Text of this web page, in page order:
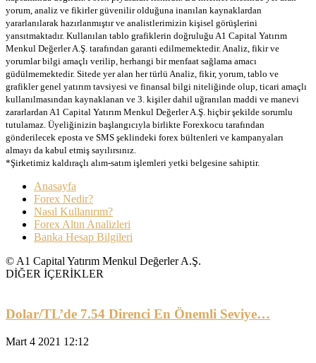
yorum, analiz ve fikirler güvenilir olduğuna inanılan kaynaklardan
yararlanılarak hazırlanmıştır ve analistlerimizin kişisel görüşlerini
yansıtmaktadır. Kullanılan tablo grafiklerin doğruluğu A1 Capital Yatırım
Menkul Değerler A.Ş. tarafından garanti edilmemektedir. Analiz, fikir ve
yorumlar bilgi amaçlı verilip, herhangi bir menfaat sağlama amacı
güdülmemektedir. Sitede yer alan her türlü Analiz, fikir, yorum, tablo ve
grafikler genel yatırım tavsiyesi ve finansal bilgi niteliğinde olup, ticari amaçlı
kullanılmasından kaynaklanan ve 3. kişiler dahil uğranılan maddi ve manevi
zararlardan A1 Capital Yatırım Menkul Değerler A.Ş. hiçbir şekilde sorumlu
tutulamaz. Üyeliğinizin başlangıcıyla birlikte Forexkocu tarafından
gönderilecek eposta ve SMS şeklindeki forex bültenleri ve kampanyaları
almayı da kabul etmiş sayılırsınız.
*Şirketimiz kaldıraçlı alım-satım işlemleri yetki belgesine sahiptir.
Anasayfa
Forex Nedir?
Nasıl Kullanırım?
Forex Altın Analizleri
Banka Hesap Bilgileri
© A1 Capital Yatırım Menkul Değerler A.Ş.
DİĞER İÇERİKLER
Dolar/TL’de 7.54 Direnci En Önemli Seviye…
Mart 4 2021 12:12